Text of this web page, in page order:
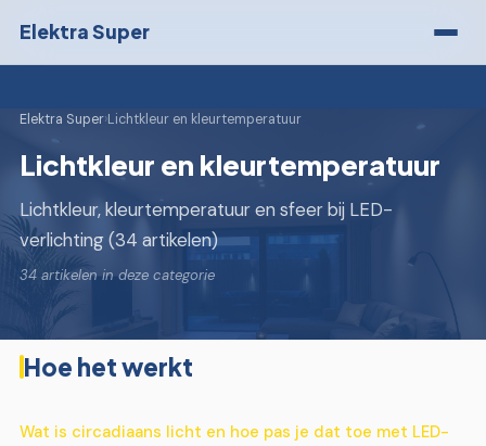
Elektra Super
Elektra Super›Lichtkleur en kleurtemperatuur
Lichtkleur en kleurtemperatuur
Lichtkleur, kleurtemperatuur en sfeer bij LED-
verlichting (34 artikelen)
34 artikelen in deze categorie
Hoe het werkt
Wat is circadiaans licht en hoe pas je dat toe met LED-